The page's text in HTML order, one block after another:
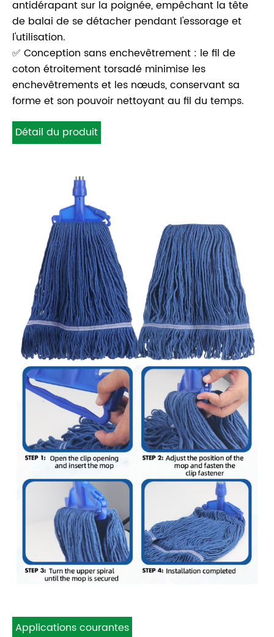
antidérapant sur la poignée, empêchant la tête
de balai de se détacher pendant l'essorage et
l'utilisation.
✅ Conception sans enchevêtrement : le fil de
coton étroitement torsadé minimise les
enchevêtrements et les nœuds, conservant sa
forme et son pouvoir nettoyant au fil du temps.
Détail du produit
Applications courantes